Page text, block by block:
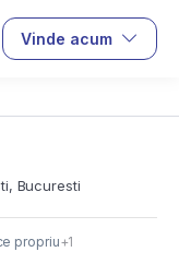
Vinde acum
Bucuresti
propriu+1